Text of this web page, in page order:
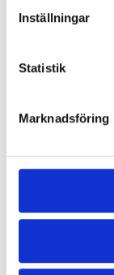
Inställningar
Statistik
Marknadsföring